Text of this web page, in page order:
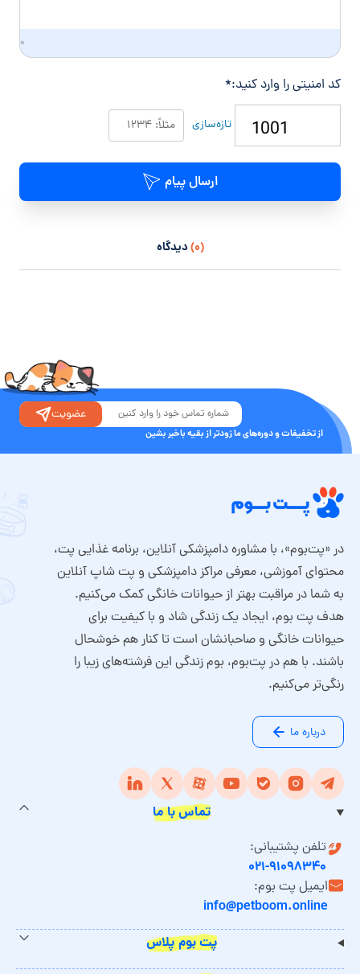
۰
کد امنیتی را وارد کنید:*
تازه‌سازی
ارسال پیام
(۰) دیدگاه
از تخفیفات و دوره‌های ما زودتر از بقیه باخبر بشین
عضویت
در «پت‌بوم»، با مشاوره دامپزشکی آنلاین، برنامه غذایی پت،
محتوای آموزشی، معرفی مراکز دامپزشکی و پت شاپ آنلاین
به شما در مراقبت بهتر از حیوانات خانگی کمک می‌کنیم.
هدف پت بوم، ایجاد یک زندگی شاد و با کیفیت برای
حیوانات خانگی و صاحبانشان است تا کنار هم خوشحال
باشند. با هم در پت‌بوم، بوم زندگی این فرشته‌های زیبا را
رنگی‌تر می‌کنیم.
درباره ما
تماس با ما
تلفن پشتیبانی:
۰۲۱-۹۱۰۹۸۳۴۰
ایمیل پت بوم:
info@petboom.online
پت بوم پلاس